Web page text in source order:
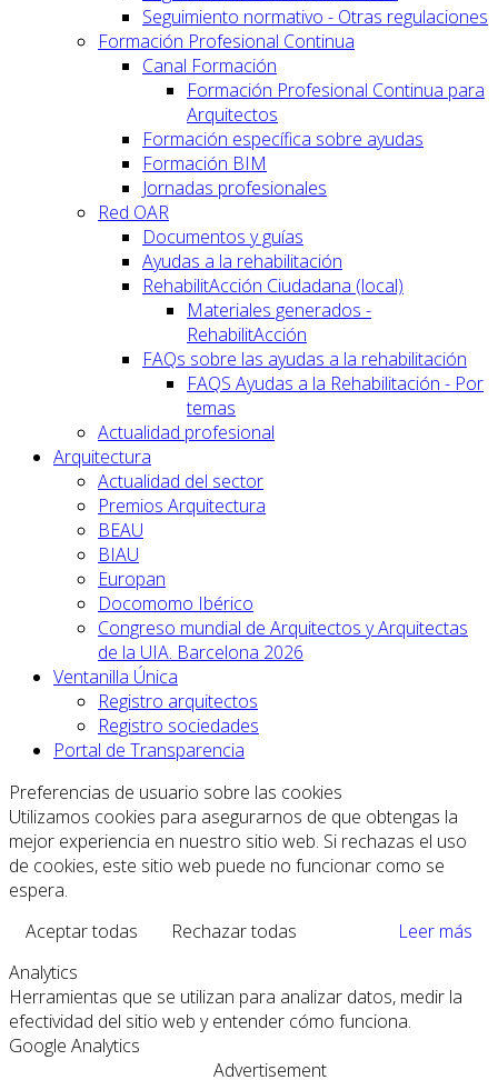
Seguimiento normativo - Otras regulaciones
Formación Profesional Continua
Canal Formación
Formación Profesional Continua para
Arquitectos
Formación específica sobre ayudas
Formación BIM
Jornadas profesionales
Red OAR
Documentos y guías
Ayudas a la rehabilitación
RehabilitAcción Ciudadana (local)
Materiales generados -
RehabilitAcción
FAQs sobre las ayudas a la rehabilitación
FAQS Ayudas a la Rehabilitación - Por
temas
Actualidad profesional
Arquitectura
Actualidad del sector
Premios Arquitectura
BEAU
BIAU
Europan
Docomomo Ibérico
Congreso mundial de Arquitectos y Arquitectas
de la UIA. Barcelona 2026
Ventanilla Única
Registro arquitectos
Registro sociedades
Portal de Transparencia
Preferencias de usuario sobre las cookies
Utilizamos cookies para asegurarnos de que obtengas la
mejor experiencia en nuestro sitio web. Si rechazas el uso
de cookies, este sitio web puede no funcionar como se
espera.
Aceptar todas
Rechazar todas
Leer más
Analytics
Herramientas que se utilizan para analizar datos, medir la
efectividad del sitio web y entender cómo funciona.
Google Analytics
Advertisement